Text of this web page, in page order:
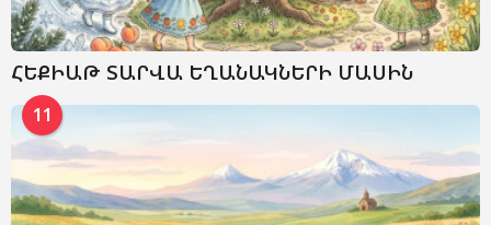
ՀԵՔԻԱԹ ՏԱՐՎԱ ԵՂԱՆԱԿՆԵՐԻ ՄԱՍԻՆ
11